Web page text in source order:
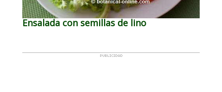
Ensalada con semillas de lino